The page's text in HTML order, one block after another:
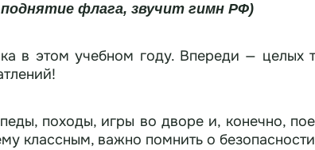
флага, звучит гимн РФ)
в этом учебном году. Впереди — целых
походы, игры во дворе и, конечно,
классным, важно помнить о